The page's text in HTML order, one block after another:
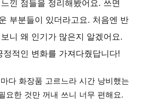
낀 점들을 정리해봤어요. 쓰면
부분들이 있더라고요. 처음엔 반
니 왜 인기가 많은지 알겠어요.
정적인 변화를 가져다줬답니다!
다 화장품 고르느라 시간 낭비했는
요한 것만 꺼내 쓰니 너무 편해요.